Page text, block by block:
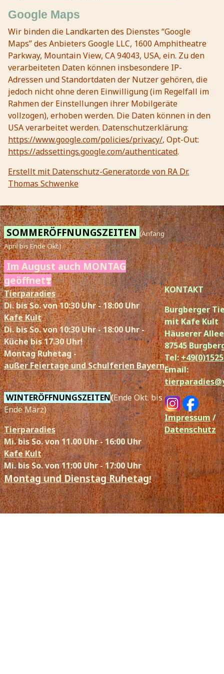
Google Maps
Wir binden die Landkarten des Dienstes “Google
Maps” des Anbieters Google LLC, 1600 Amphitheatre
Parkway, Mountain View, CA 94043, USA, ein. Zu den
verarbeiteten Daten können insbesondere IP-
Adressen und Standortdaten der Nutzer gehören, die
jedoch nicht ohne deren Einwilligung (im Regelfall im
Rahmen der Einstellungen ihrer Mobilgeräte
vollzogen), erhoben werden. Die Daten können in den
USA verarbeitet werden. Datenschutzerklärung:
https://www.google.com/policies/privacy/, Opt-Out:
https://adssettings.google.com/authenticated.
Erstellt mit Datenschutz-Generator.de von RA Dr.
Thomas Schwenke
SOMMERÖFFNUNGSZEITEN (Anfang
April bis Ende Okt.)
Im August auch MONTAG
geöffnet❣️
Tierparadies
Di. bis So. von 10:30 Uhr - 18:00 Uhr
Kafe Kult
Di. bis So. von 10:30 Uhr - 18:00 Uhr -
Küche bis 17.30 Uhr!
Montag Ruhetag -
außer Feiertage und Schulferien Bayern
WINTERÖFFNUNGSZEITEN(Ende Okt. bis
Ende März)
Tierparadies
Mi. bis So. von 11.00 Uhr - 16:00 Uhr
Kafe Kult
Mi. bis So. von 11:00 Uhr - 17:00 Uhr
Montag und Dienstag Ruhetag!
KONTAKT
Burgberger
mit Kafe Kult
Häuserer
87545
Tel:
Email:
Impressum/
Datenschutz